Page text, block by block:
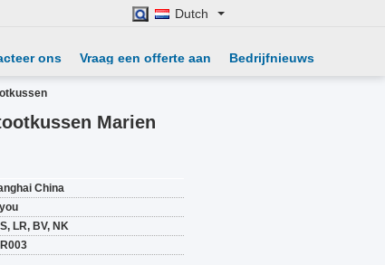
Dutch
ons Vraag een offerte aan Bedrijfnieuws
Marien
China
LR, BV, NK